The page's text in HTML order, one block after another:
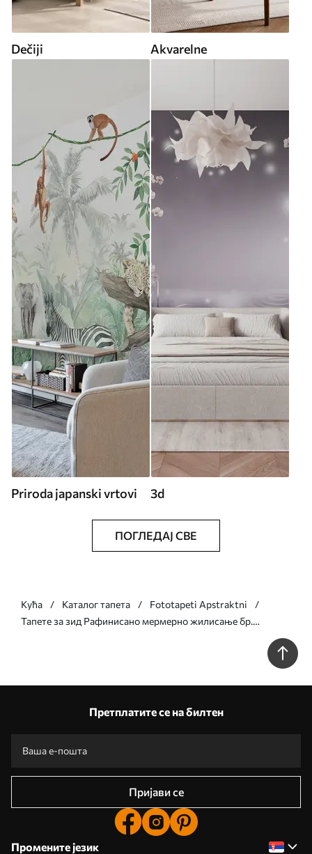
Dečiji Akvarelne
Priroda japanski vrtovi 3d
ПОГЛЕДАЈ СВЕ
Кућа Каталог тапета
Fototapeti Apstraktni
Тапете за зид Рафинисано мермерно жилисање бр.
Претплатите се на билтен
Пријави се
Промените језик